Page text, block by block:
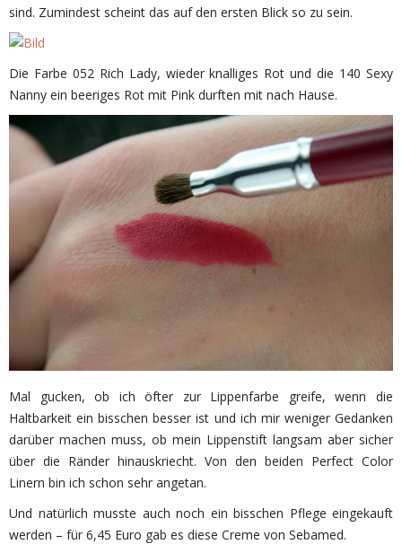
sind. Zumindest scheint das auf den ersten Blick so zu sein.
Die Farbe 052 Rich Lady, wieder knalliges Rot und die 140 Sexy
Nanny ein beeriges Rot mit Pink durften mit nach Hause.
Mal gucken, ob ich öfter zur Lippenfarbe greife, wenn die
Haltbarkeit ein bisschen besser ist und ich mir weniger Gedanken
darüber machen muss, ob mein Lippenstift langsam aber sicher
über die Ränder hinauskriecht. Von den beiden Perfect Color
Linern bin ich schon sehr angetan.
Und natürlich musste auch noch ein bisschen Pflege eingekauft
werden – für 6,45 Euro gab es diese Creme von Sebamed.